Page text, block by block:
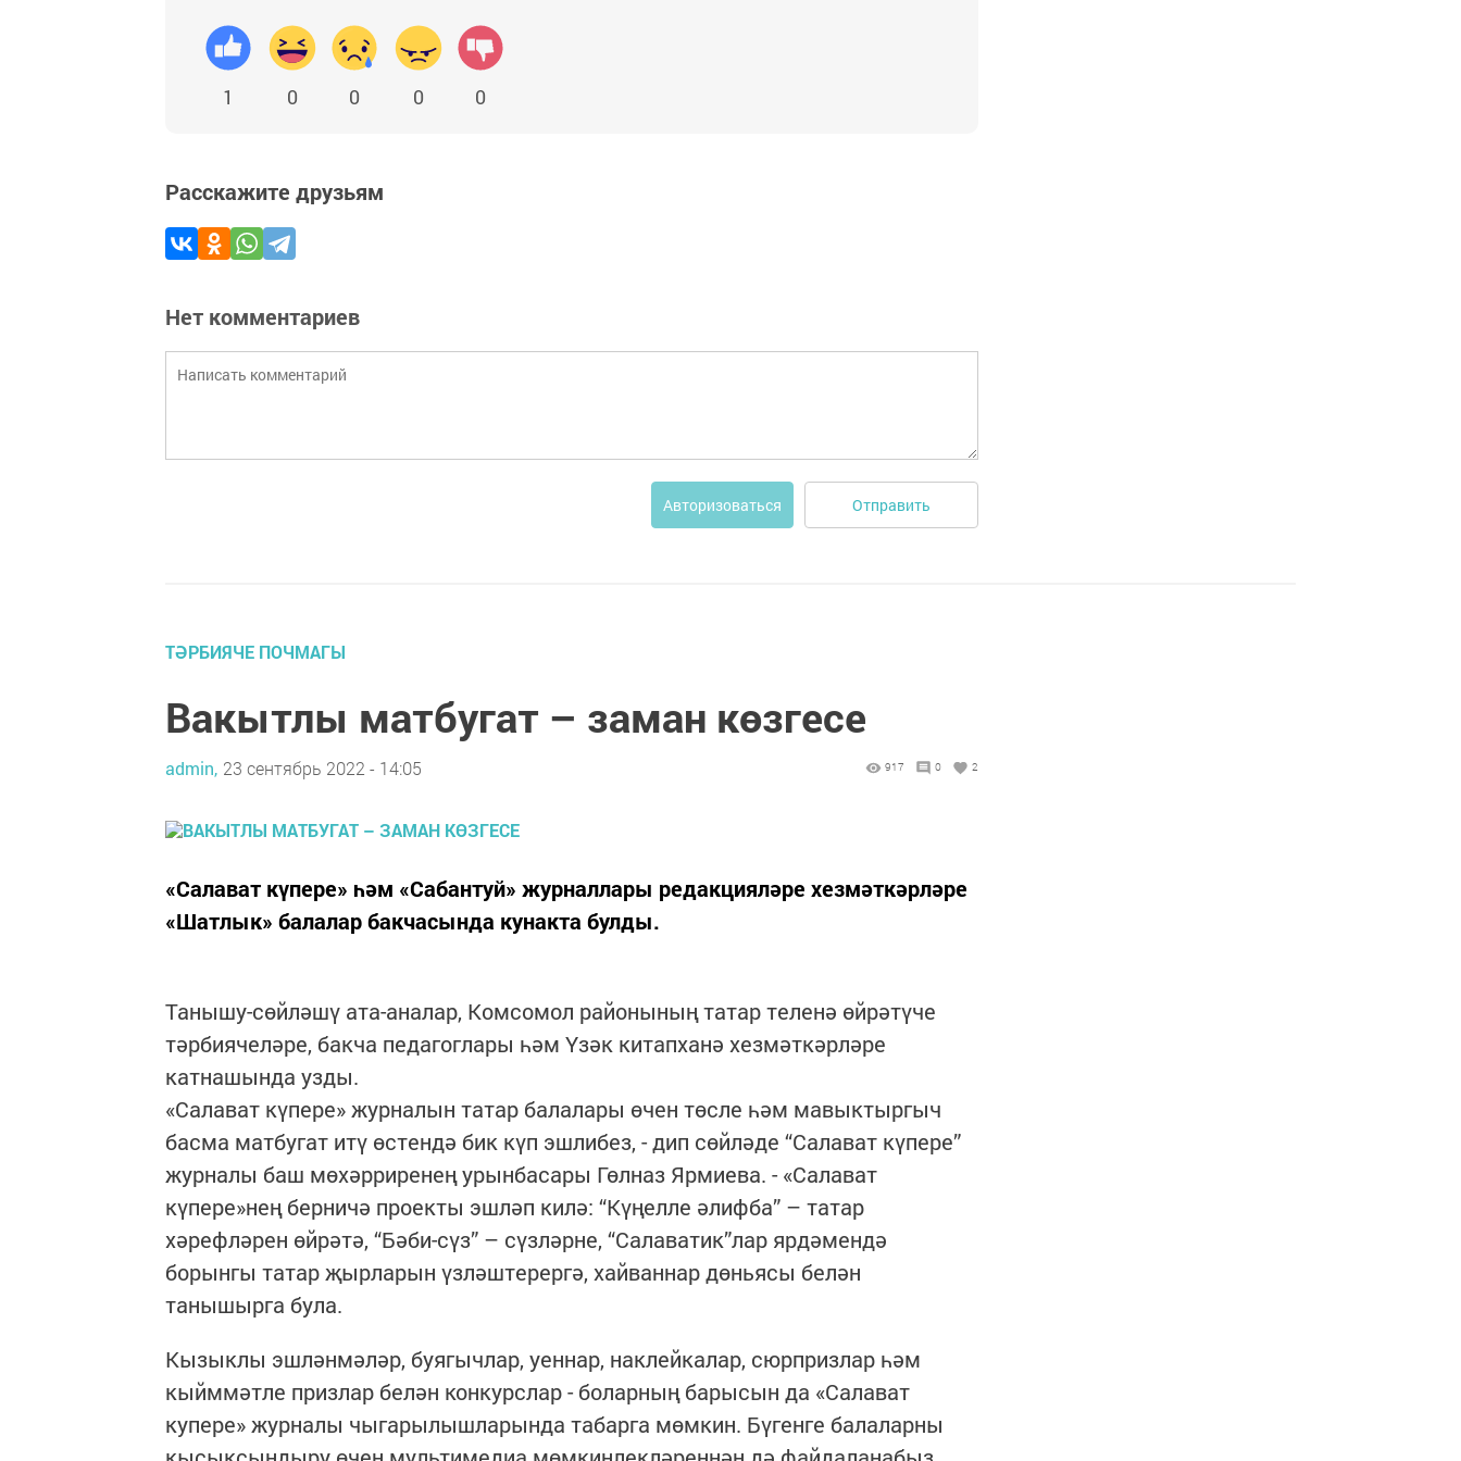
1 0 0 0 0
Расскажите друзьям
Нет комментариев
Авторизоваться Отправить
ТӘРБИЯЧЕ ПОЧМАГЫ
Вакытлы матбугат – заман көзгесе
admin, 23 сентябрь 2022 - 14:05 917 0 2
«Салават күпере» һәм «Сабантуй» журналлары редакцияләре хезмәткәрләре
«Шатлык» балалар бакчасында кунакта булды.
Танышу-сөйләшү ата-аналар, Комсомол районының татар теленә өйрәтүче
тәрбиячеләре, бакча педагоглары һәм Үзәк китапханә хезмәткәрләре
катнашында узды.
«Салават күпере» журналын татар балалары өчен төсле һәм мавыктыргыч
басма матбугат итү өстендә бик күп эшлибез, - дип сөйләде “Салават күпере”
журналы баш мөхәрриренең урынбасары Гөлназ Ярмиева. - «Салават
күпере»нең берничә проекты эшләп килә: “Күңелле әлифба” – татар
хәрефләрен өйрәтә, “Бәби-сүз” – сүзләрне, “Салаватик”лар ярдәмендә
борынгы татар җырларын үзләштерергә, хайваннар дөньясы белән
танышырга була.
Кызыклы эшләнмәләр, буягычлар, уеннар, наклейкалар, сюрпризлар һәм
кыйммәтле призлар белән конкурслар - боларның барысын да «Салават
купере» журналы чыгарылышларында табарга мөмкин. Бүгенге балаларны